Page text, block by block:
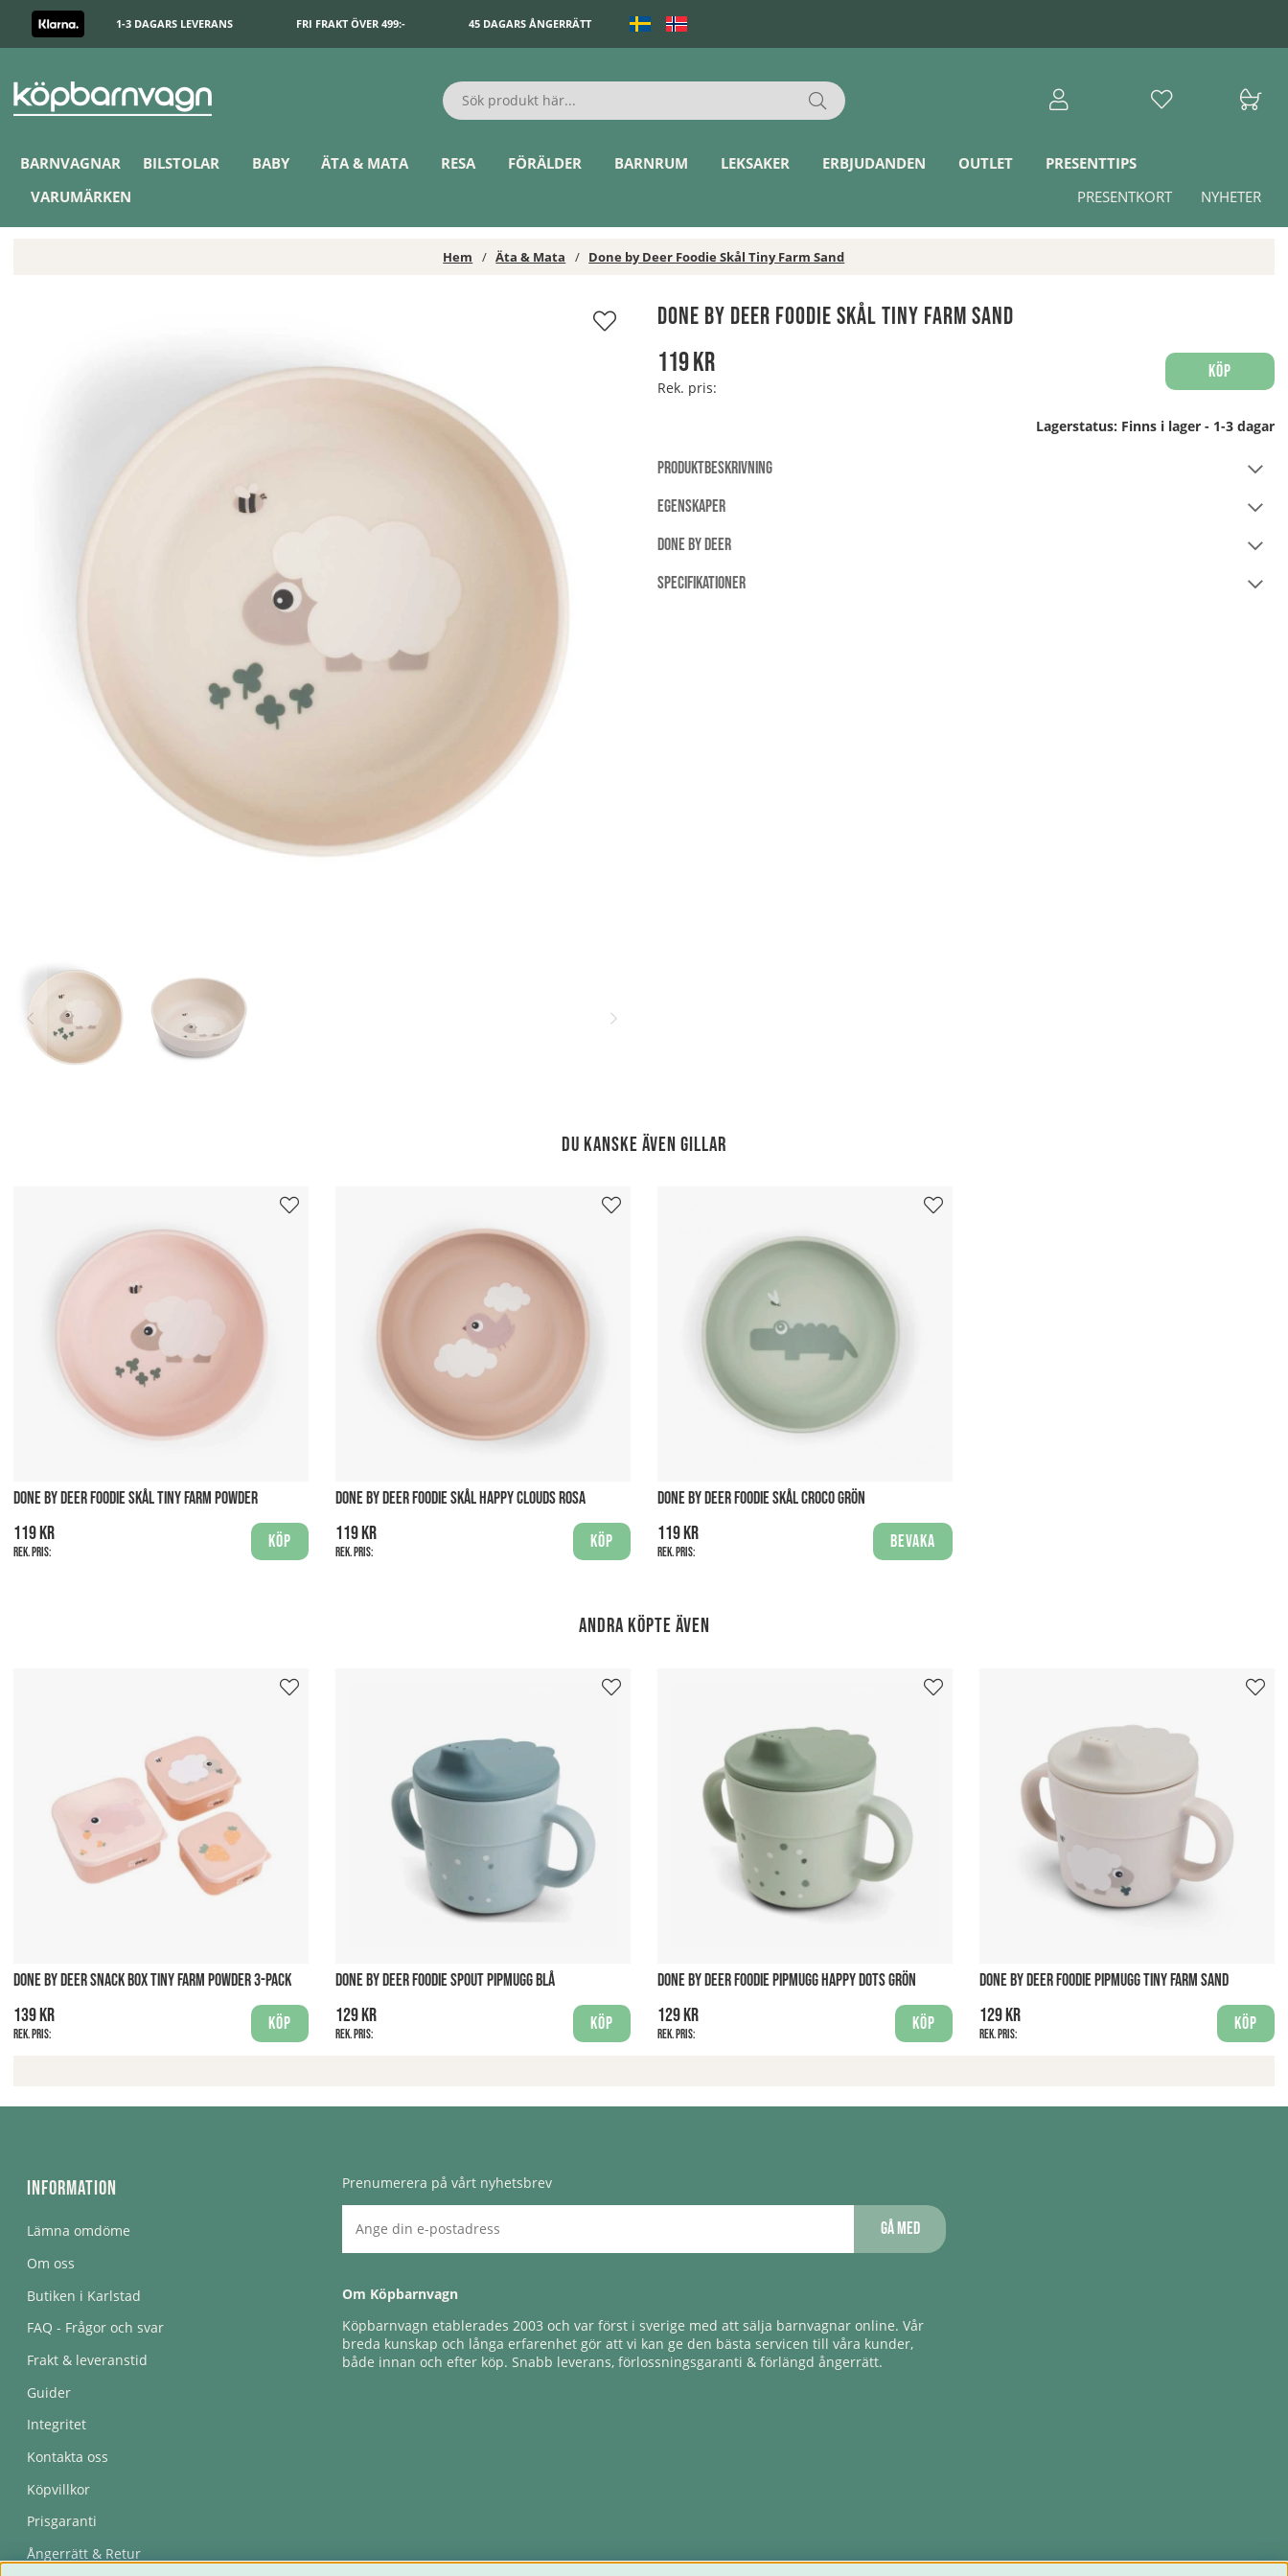
1-3 DAGARS LEVERANS FRI FRAKT ÖVER 499:- 45 DAGARS ÅNGERRÄTT
BARNVAGNAR BILSTOLAR BABY ÄTA & MATA RESA FÖRÄLDER BARNRUM LEKSAKER ERBJUDANDEN OUTLET
PRESENTTIPS
VARUMÄRKEN
NYHETER
PRESENTKORT
Hem Äta & Mata Done by Deer Foodie Skål Tiny Farm Sand
Done by Deer Foodie Skål Tiny Farm Sand
119kr
Rek. pris:
Köp
Lagerstatus: Finns i lager - 1-3 dagar
PRODUKTBESKRIVNING
EGENSKAPER
DONE BY DEER
SPECIFIKATIONER
Du kanske även gillar
DONE BY DEER FOODIE SKÅL TINY FARM POWDER
119 kr
Rek. pris:
Köp
DONE BY DEER FOODIE SKÅL HAPPY CLOUDS ROSA
119 kr
Rek. pris:
Köp
DONE BY DEER FOODIE SKÅL CROCO GRÖN
119 kr
Rek. pris:
Bevaka
Andra köpte även
DONE BY DEER SNACK BOX TINY FARM POWDER 3-PACK
139 kr
Rek. pris:
Köp
DONE BY DEER FOODIE SPOUT PIPMUGG BLÅ
129 kr
Rek. pris:
Köp
DONE BY DEER FOODIE PIPMUGG HAPPY DOTS GRÖN
129 kr
Rek. pris:
Köp
DONE BY DEER FOODIE PIPMUGG TINY FARM SAND
129 kr
Rek. pris:
Köp
Information
Lämna omdöme
Om oss
Butiken i Karlstad
FAQ - Frågor och svar
Frakt & leveranstid
Guider
Integritet
Kontakta oss
Köpvillkor
Prisgaranti
Ångerrätt & Retur
Prenumerera på vårt nyhetsbrev
Gå med
Om Köpbarnvagn
Köpbarnvagn etablerades 2003 och var först i sverige med att sälja barnvagnar online. Vår
breda kunskap och långa erfarenhet gör att vi kan ge den bästa servicen till våra kunder,
både innan och efter köp. Snabb leverans, förlossningsgaranti & förlängd ångerrätt.